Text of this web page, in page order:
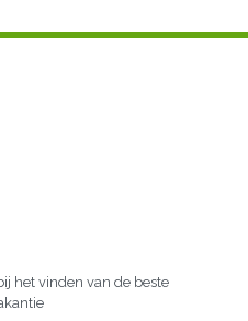
het vinden van de beste